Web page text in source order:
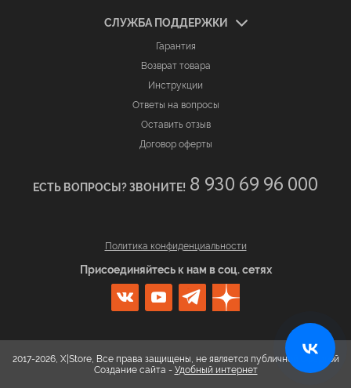
СЛУЖБА ПОДДЕРЖКИ
Гарантия
Возврат товара
Инструкции
Ответы на вопросы
Оставить отзыв
Договор оферты
ЕСТЬ ВОПРОСЫ? ЗВОНИТЕ! 8 930 69 96 000
Политика конфиденциальности
Присоединяйтесь к нам в соц. сетях
2017-2026, X|Store, Все права защищены, не является публичной офертой
Создание сайта - Удобный интернет